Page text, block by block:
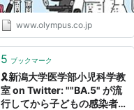
www.olympus.co.jp
5 ブックマーク
🎗新潟大学医学部小児科学教
室 on Twitter: ""BA.5" が流
行してから子どもの感染者が